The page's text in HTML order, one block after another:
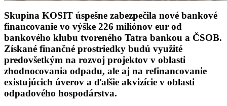
Skupina KOSIT úspešne zabezpečila nové bankové
financovanie vo výške 226 miliónov eur od
bankového klubu tvoreného Tatra bankou a ČSOB.
Získané finančné prostriedky budú využité
predovšetkým na rozvoj projektov v oblasti
zhodnocovania odpadu, ale aj na refinancovanie
existujúcich úverov a ďalšie akvizície v oblasti
odpadového hospodárstva.